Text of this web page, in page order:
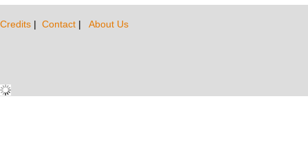
Credits | Contact | About Us